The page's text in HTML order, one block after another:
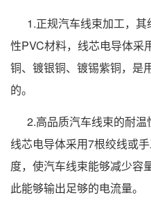
1.正规汽车线束加工，其
性PVC材料，线芯电导体采
铜、镀银铜、镀锡紫铜，是
的。
2.高品质汽车线束的耐温
线芯电导体采用7根绞线或
度，使汽车线束能够减少容
此能够输出足够的电流量。